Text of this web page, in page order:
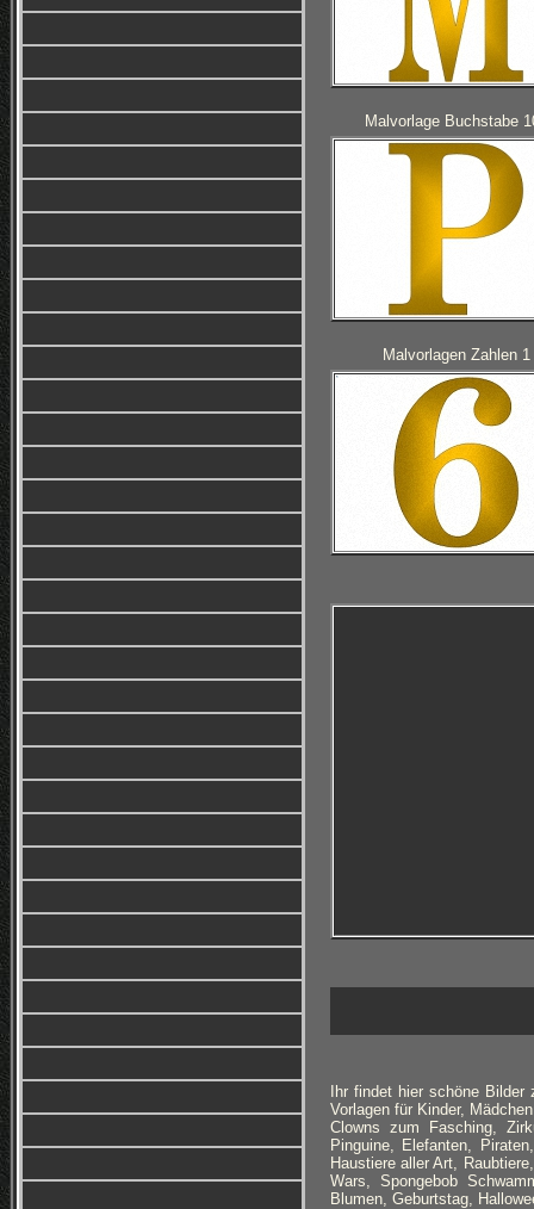
Malvorlage Buchstabe
Malvorlagen Zahlen 1
Ihr findet hier schöne
Vorlagen für Kinder,
Clowns zum Fasching,
Pinguine, Elefanten,
Haustiere aller Art,
Wars, Spongebob
Blumen, Geburtstag,